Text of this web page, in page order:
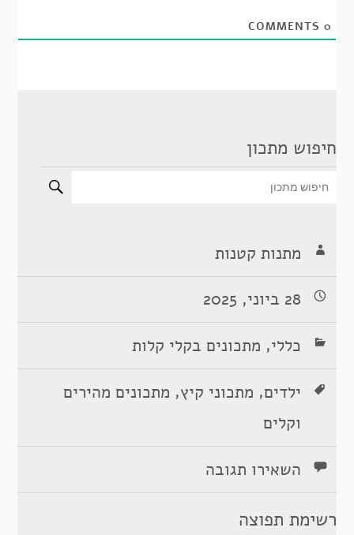
0
חיפוש מתכון
מתנות קטנות
28 ביוני, 2025
כללי, מתכונים בקלי קלות
ילדים, מתכוני קיץ, מתכונים מהירים
וקלים
השאירו תגובה
רשימת תפוצה